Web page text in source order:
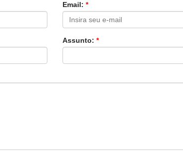
Email: *
Assunto: *